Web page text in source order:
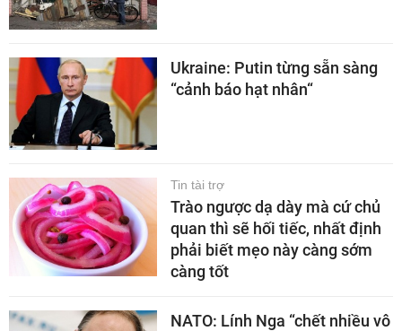
Ukraine: Putin từng sẵn sàng
“cảnh báo hạt nhân“
Tin tài trợ
Trào ngược dạ dày mà cứ chủ
quan thì sẽ hối tiếc, nhất định
phải biết mẹo này càng sớm
càng tốt
NATO: Lính Nga “chết nhiều vô